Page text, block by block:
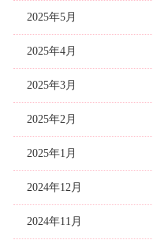
2025年5月
2025年4月
2025年3月
2025年2月
2025年1月
2024年12月
2024年11月